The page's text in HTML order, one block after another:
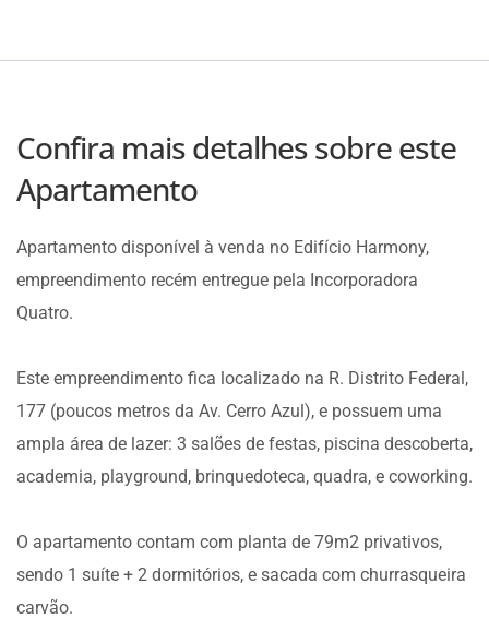
Confira mais detalhes sobre este
Apartamento
Apartamento disponível à venda no Edifício Harmony,
empreendimento recém entregue pela Incorporadora
Quatro.
Este empreendimento fica localizado na R. Distrito Federal,
177 (poucos metros da Av. Cerro Azul), e possuem uma
ampla área de lazer: 3 salões de festas, piscina descoberta,
academia, playground, brinquedoteca, quadra, e coworking.
O apartamento contam com planta de 79m2 privativos,
sendo 1 suíte + 2 dormitórios, e sacada com churrasqueira
carvão.